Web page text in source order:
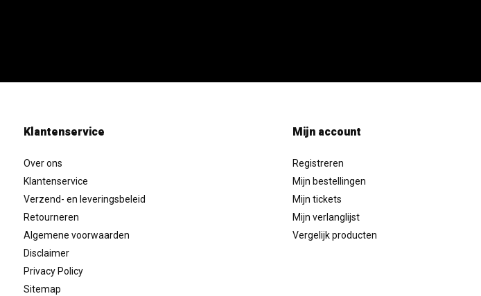
Klantenservice
Over ons
Klantenservice
Verzend- en leveringsbeleid
Retourneren
Algemene voorwaarden
Disclaimer
Privacy Policy
Sitemap
Mijn account
Registreren
Mijn bestellingen
Mijn tickets
Mijn verlanglijst
Vergelijk producten